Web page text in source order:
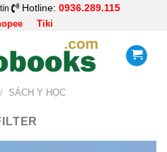
Hotline: 0936.289.115
Tiki
/ SÁCH Y HỌC